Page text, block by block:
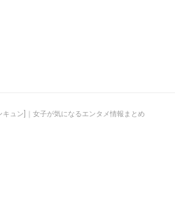
ュン]｜女子が気になるエンタメ情報まとめ